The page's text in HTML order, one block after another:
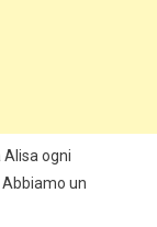
ogni
un